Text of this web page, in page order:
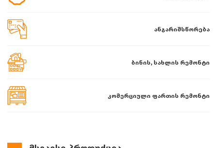
ანგარიშსწორება
ბინის, სახლის რემონტი
კომერციული ფართის რემონტი